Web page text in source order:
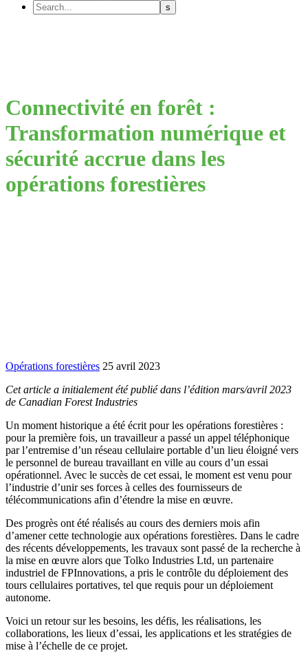
Connectivité en forêt :
Transformation numérique et
sécurité accrue dans les
opérations forestières
Opérations forestières 25 avril 2023
Cet article a initialement été publié dans l’édition mars/avril 2023
de Canadian Forest Industries
Un moment historique a été écrit pour les opérations forestières :
pour la première fois, un travailleur a passé un appel téléphonique
par l’entremise d’un réseau cellulaire portable d’un lieu éloigné vers
le personnel de bureau travaillant en ville au cours d’un essai
opérationnel. Avec le succès de cet essai, le moment est venu pour
l’industrie d’unir ses forces à celles des fournisseurs de
télécommunications afin d’étendre la mise en œuvre.
Des progrès ont été réalisés au cours des derniers mois afin
d’amener cette technologie aux opérations forestières. Dans le cadre
des récents développements, les travaux sont passé de la recherche à
la mise en œuvre alors que Tolko Industries Ltd, un partenaire
industriel de FPInnovations, a pris le contrôle du déploiement des
tours cellulaires portatives, tel que requis pour un déploiement
autonome.
Voici un retour sur les besoins, les défis, les réalisations, les
collaborations, les lieux d’essai, les applications et les stratégies de
mise à l’échelle de ce projet.